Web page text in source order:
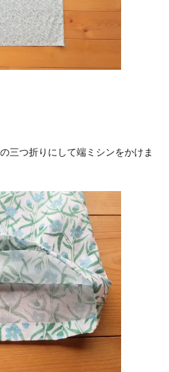
三つ折りにして端ミシンをかけま